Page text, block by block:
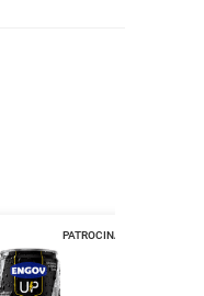
PATROCINADO